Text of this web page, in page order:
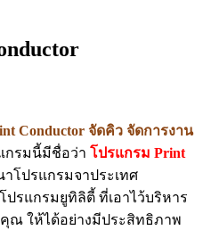
Conductor จัดคิว จัดการงาน
กรมนี้มีชื่อว่า โปรแกรม Print
ปรแกรมจาประเทศ
ปรแกรมยูทิลิตี้ ที่เอาไว้บริหาร
คุณ ให้ได้อย่างมีประสิทธิภาพ